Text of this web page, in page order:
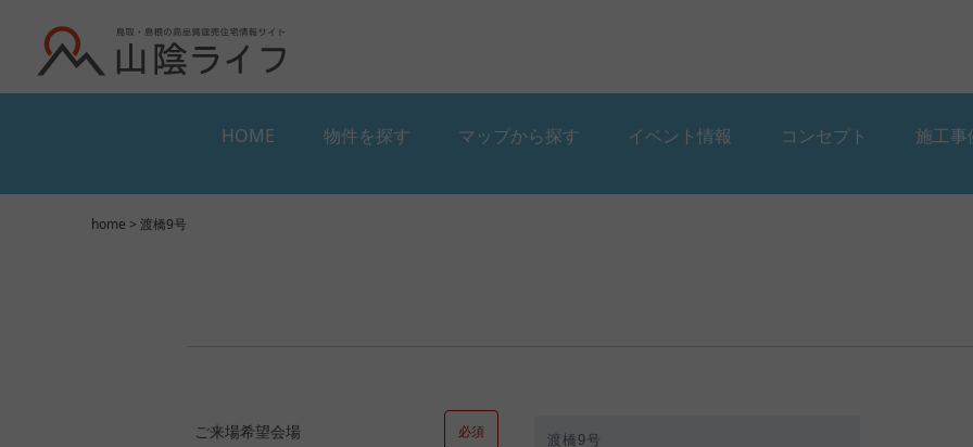
HOME 物件を探す マップから探す イベント情報 コンセプト 施工事
物件を探す マップから探す イベント情報 コンセプト 施工事
home > 渡橋9号
ご来場希望会場 必須